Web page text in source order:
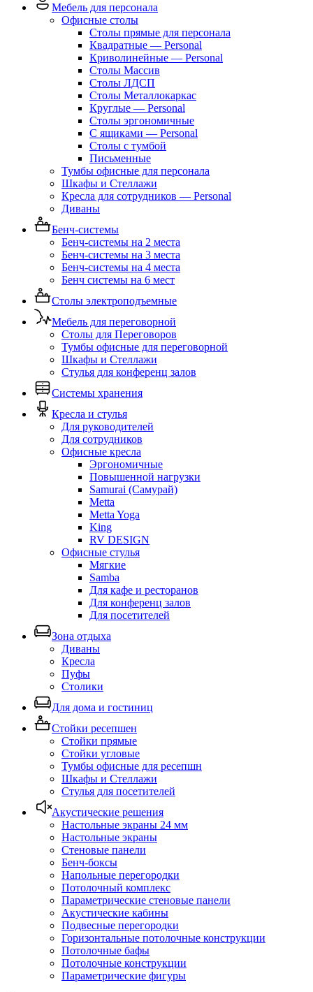
Мебель для персонала
Офисные столы
Столы прямые для персонала
Квадратные — Personal
Криволинейные — Personal
Столы Массив
Столы ЛДСП
Столы Металлокаркас
Круглые — Personal
Столы эргономичные
С ящиками — Personal
Столы с тумбой
Письменные
Тумбы офисные для персонала
Шкафы и Стеллажи
Кресла для сотрудников — Personal
Диваны
Бенч-системы
Бенч-системы на 2 места
Бенч-системы на 3 места
Бенч-системы на 4 места
Бенч системы на 6 мест
Столы электроподъемные
Мебель для переговорной
Столы для Переговоров
Тумбы офисные для переговорной
Шкафы и Стеллажи
Стулья для конференц залов
Системы хранения
Кресла и стулья
Для руководителей
Для сотрудников
Офисные кресла
Эргономичные
Повышенной нагрузки
Samurai (Самурай)
Metta
Metta Yoga
King
RV DESIGN
Офисные стулья
Мягкие
Samba
Для кафе и ресторанов
Для конференц залов
Для посетителей
Зона отдыха
Диваны
Кресла
Пуфы
Столики
Для дома и гостиниц
Стойки ресепшен
Стойки прямые
Стойки угловые
Тумбы офисные для ресепшн
Шкафы и Стеллажи
Стулья для посетителей
Акустические решения
Настольные экраны 24 мм
Настольные экраны
Стеновые панели
Бенч-боксы
Напольные перегородки
Потолочный комплекс
Параметрические стеновые панели
Акустические кабины
Подвесные перегородки
Горизонтальные потолочные конструкции
Потолочные бафы
Потолочные конструкции
Параметрические фигуры